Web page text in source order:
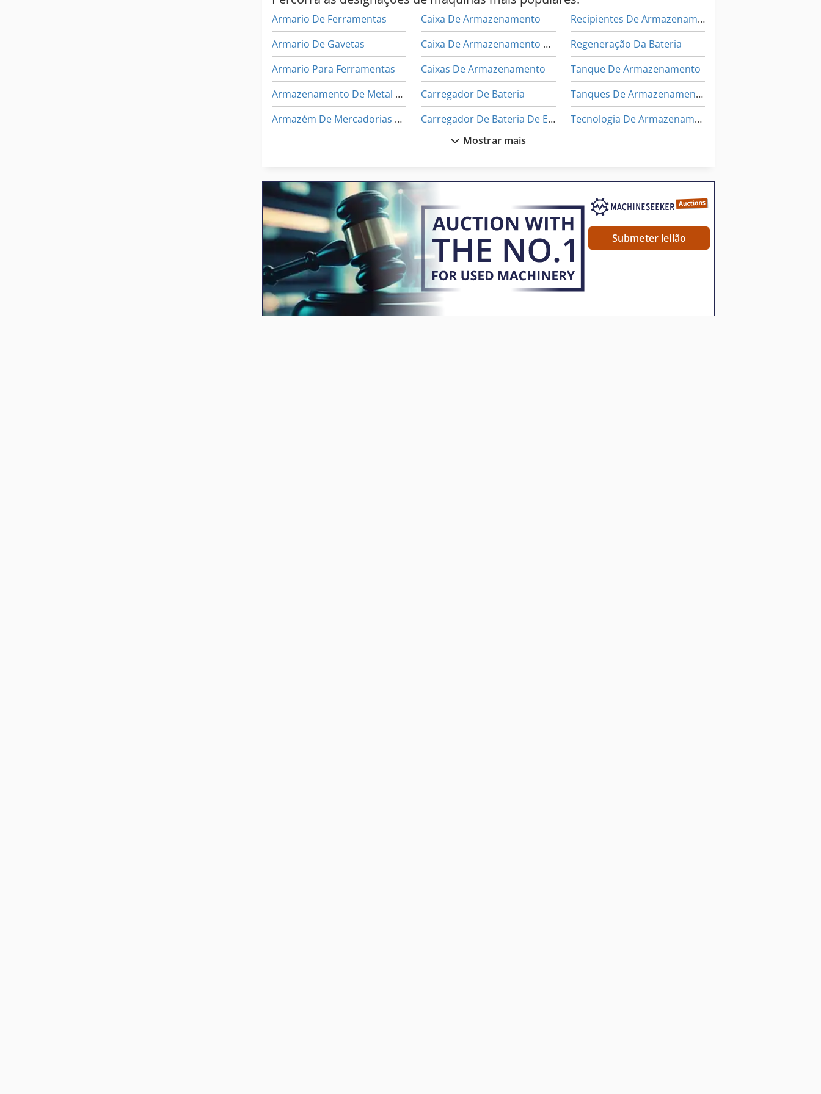
Armario De Ferramentas
Armario De Gavetas
Armario Para Ferramentas
Armazenamento De Metal De Folha
Armazém De Mercadorias De Longo
Bateria De Empilhadeira
Baterias De Tração
Caixa De Armazenamento
Caixa De Armazenamento De Exibição
Caixas De Armazenamento
Carregador De Bateria
Carregador De Bateria De Empilhadeira
Equipamento De Armazém
Prateleiras De Armazenamento
Recipientes De Armazenamento
Regeneração Da Bateria
Tanque De Armazenamento
Tanques De Armazenamento
Tecnologia De Armazenamento
Mostrar mais
Submeter leilão